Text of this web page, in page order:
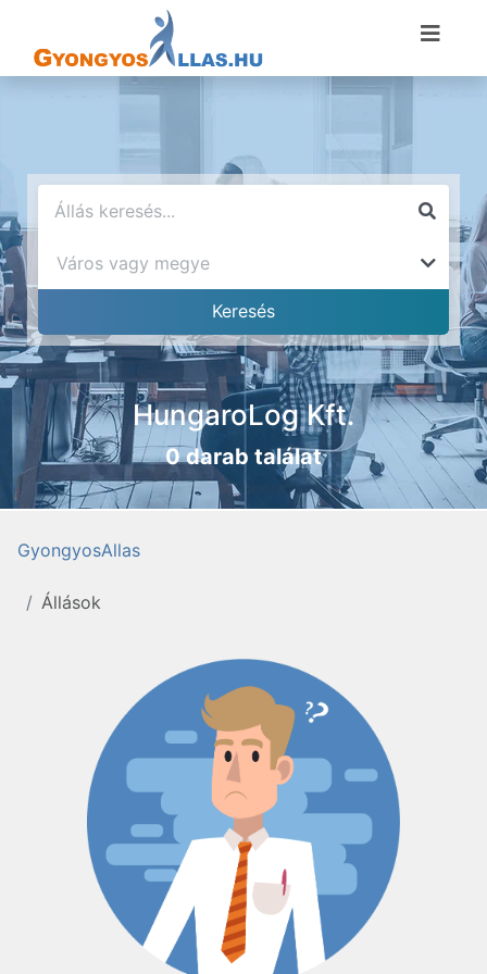
HungaroLog Kft.
0 darab találat
GyongyosAllas
Állások